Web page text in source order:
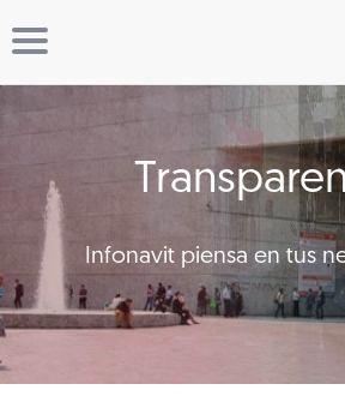
Infonavit piensa en tus